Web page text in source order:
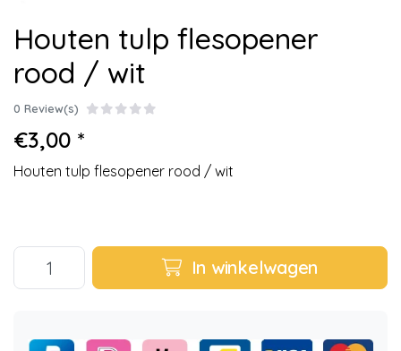
Houten tulp flesopener
rood / wit
0 Review(s)
€3,00 *
Houten tulp flesopener rood / wit
In winkelwagen